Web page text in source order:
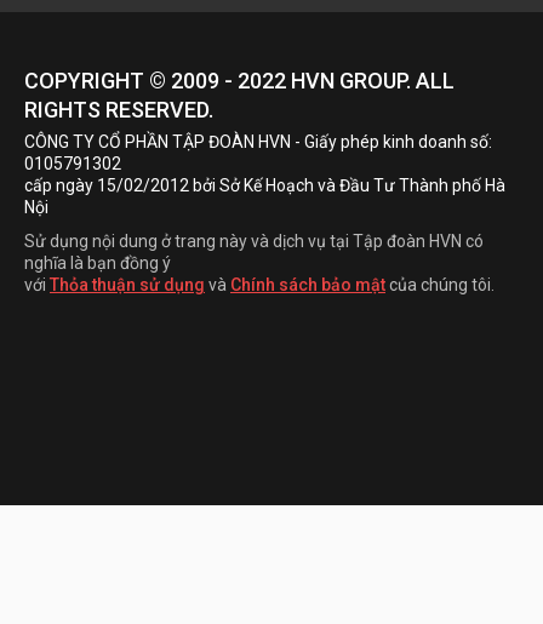
COPYRIGHT © 2009 - 2022 HVN GROUP. ALL
RIGHTS RESERVED.
CÔNG TY CỔ PHẦN TẬP ĐOÀN HVN - Giấy phép kinh doanh số:
0105791302
cấp ngày 15/02/2012 bởi Sở Kế Hoạch và Đầu Tư Thành phố Hà
Nội
Sử dụng nội dung ở trang này và dịch vụ tại Tập đoàn HVN có
nghĩa là bạn đồng ý
với Thỏa thuận sử dụng và Chính sách bảo mậtcủa chúng tôi.